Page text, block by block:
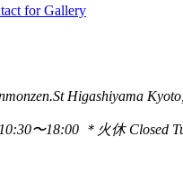
for Gallery
Higashiyama
10:30〜18:00 ＊火休 Closed